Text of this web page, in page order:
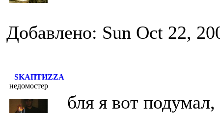
Добавлено: Sun Oct 22,
SKAПТИZZA
недомостер
бля я вот